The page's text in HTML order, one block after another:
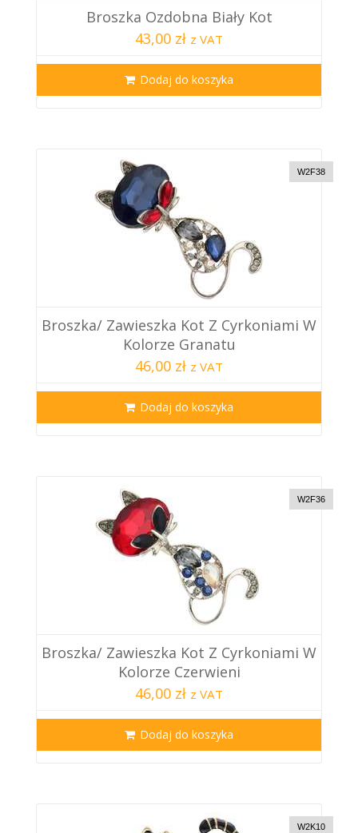
Broszka Ozdobna Biały Kot
43,00 zł z VAT
Dodaj do koszyka
W2F38
Broszka/ Zawieszka Kot Z Cyrkoniami W
Kolorze Granatu
46,00 zł z VAT
Dodaj do koszyka
W2F36
Broszka/ Zawieszka Kot Z Cyrkoniami W
Kolorze Czerwieni
46,00 zł z VAT
Dodaj do koszyka
W2K10